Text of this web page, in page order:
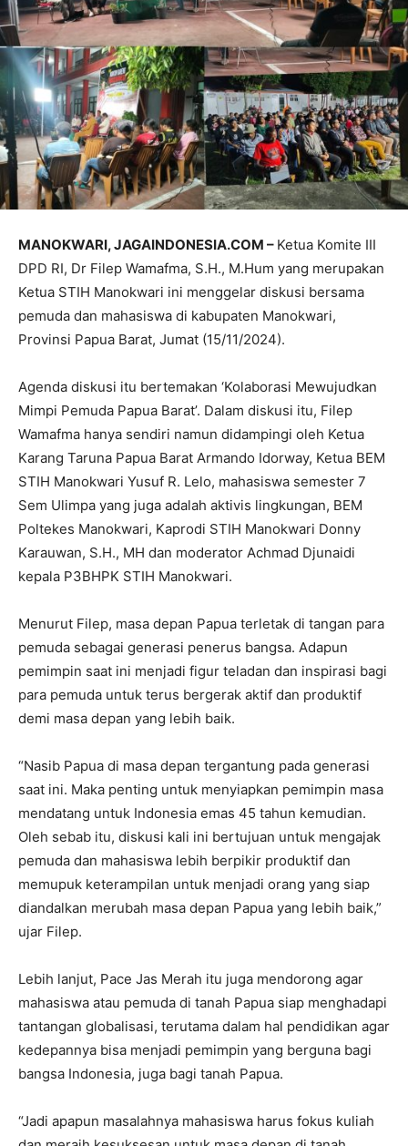
MANOKWARI, JAGAINDONESIA.COM – Ketua Komite III
DPD RI, Dr Filep Wamafma, S.H., M.Hum yang merupakan
Ketua STIH Manokwari ini menggelar diskusi bersama
pemuda dan mahasiswa di kabupaten Manokwari,
Provinsi Papua Barat, Jumat (15/11/2024).
Agenda diskusi itu bertemakan ‘Kolaborasi Mewujudkan
Mimpi Pemuda Papua Barat’. Dalam diskusi itu, Filep
Wamafma hanya sendiri namun didampingi oleh Ketua
Karang Taruna Papua Barat Armando Idorway, Ketua BEM
STIH Manokwari Yusuf R. Lelo, mahasiswa semester 7
Sem Ulimpa yang juga adalah aktivis lingkungan, BEM
Poltekes Manokwari, Kaprodi STIH Manokwari Donny
Karauwan, S.H., MH dan moderator Achmad Djunaidi
kepala P3BHPK STIH Manokwari.
Menurut Filep, masa depan Papua terletak di tangan para
pemuda sebagai generasi penerus bangsa. Adapun
pemimpin saat ini menjadi figur teladan dan inspirasi bagi
para pemuda untuk terus bergerak aktif dan produktif
demi masa depan yang lebih baik.
“Nasib Papua di masa depan tergantung pada generasi
saat ini. Maka penting untuk menyiapkan pemimpin masa
mendatang untuk Indonesia emas 45 tahun kemudian.
Oleh sebab itu, diskusi kali ini bertujuan untuk mengajak
pemuda dan mahasiswa lebih berpikir produktif dan
memupuk keterampilan untuk menjadi orang yang siap
diandalkan merubah masa depan Papua yang lebih baik,”
ujar Filep.
Lebih lanjut, Pace Jas Merah itu juga mendorong agar
mahasiswa atau pemuda di tanah Papua siap menghadapi
tantangan globalisasi, terutama dalam hal pendidikan agar
kedepannya bisa menjadi pemimpin yang berguna bagi
bangsa Indonesia, juga bagi tanah Papua.
“Jadi apapun masalahnya mahasiswa harus fokus kuliah